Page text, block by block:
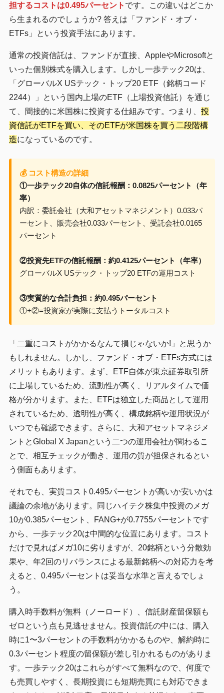
担するコストは0.495パーセント です。この違いはどこか
ら生まれるのでしょうか? 答えは「ファンド・オブ・
ETFs」という投資手法にあります。
通常の投資信託は、ファンドが直接、AppleやMicrosoftと
いった個別株式を購入します。しかし一歩テック20は、
「グローバルX USテック・トップ20 ETF（銘柄コード
2244）」という国内上場のETF（上場投資信託）を通じ
て、間接的に米国株に投資する仕組みです。つまり、 投
資信託がETFを買い、そのETFが米国株を買う二段階構
造になっているのです。
💰 コスト構造の詳細
①一歩テック20自体の信託報酬：0.0825パーセント（年
率）
内訳：委託会社（大和アセットマネジメント）0.033パ
ーセント、販売会社0.033パーセント、受託会社0.0165
パーセント
②投資先ETFの信託報酬：約0.4125パーセント（年率）
グローバルX USテック・トップ20 ETFの運用コスト
③実質的な合計負担：約0.495パーセント
①+②=投資家が実際に支払うトータルコスト
「二重にコストがかかるなんて損じゃないか!」と思うか
もしれません。しかし、ファンド・オブ・ETFs方式には
メリットもあります。まず、ETF自体が東京証券取引所
に上場しているため、流動性が高く、リアルタイムで価
格が分かります。また、ETFは独立した商品として運用
されているため、透明性が高く、構成銘柄や運用状況が
いつでも確認できます。さらに、大和アセットマネジメ
ントとGlobal X Japanという二つの運用会社が関わるこ
とで、相互チェックが働き、運用の質が担保されるとい
う側面もあります。
それでも、実質コスト0.495パーセントが高いか安いかは
議論の余地があります。同じハイテク株集中投資のメガ
10が0.385パーセント、FANG+が0.7755パーセントです
から、一歩テック20は中間的な位置にあります。コスト
だけで見ればメガ10に劣りますが、20銘柄という分散効
果や、年2回のリバランスによる最新銘柄への対応力を考
えると、0.495パーセントは妥当な水準と言えるでしょ
う。
購入時手数料が無料（ノーロード）、信託財産留保額も
ゼロという点も見逃せません。投資信託の中には、購入
時に1〜3パーセントの手数料がかかるものや、解約時に
0.3パーセント程度の留保額が差し引かれるものがありま
す。一歩テック20はこれらがすべて無料なので、何度で
も売買しやすく、長期投資にも短期売買にも対応できま